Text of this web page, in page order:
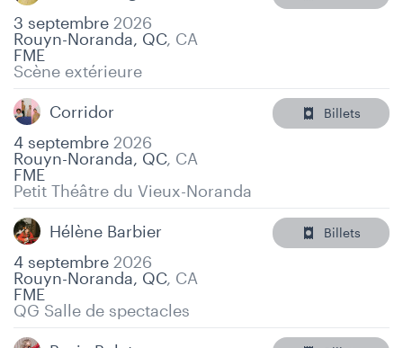
3 septembre 2026
Rouyn-Noranda, QC, CA
FME
Scène extérieure
Corridor
4 septembre 2026
Rouyn-Noranda, QC, CA
FME
Petit Théâtre du Vieux-Noranda
Billets
Hélène Barbier
4 septembre 2026
Rouyn-Noranda, QC, CA
FME
QG Salle de spectacles
Billets